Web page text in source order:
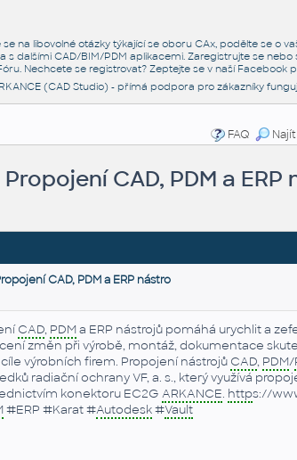
na libovolné otázky týkající se oboru CAx, podělte se o
a s dalšími CAD/BIM/PDM aplikacemi. Zaregistrujte se
. Nechcete se registrovat? Zeptejte se v naší Facebook
(CAD Studio) - přímá podpora pro zákazníky
FAQ
Najít
CAD, PDM a ERP
CAD, PDM a ERP nástro
CAD, PDMa ERP nástrojů pomáhá urychlit a
změn při výrobě, montáž, doku­men­ta­ce
vý­rob­ních firem. Pro­po­je­ní nás­tro­jů CAD, PDM/
radi­ač­ní ochrany VF, a. s., který vyu­ží­vá
konek­to­ru EC2G ARKANCE. https://
#ERP #Karat #Autodesk#Vault